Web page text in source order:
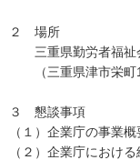
２ 場所
三重県勤労者福
（三重県津市栄町1
３ 懇談事項
（１）企業庁の事業
（２）企業庁におけ